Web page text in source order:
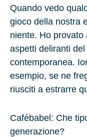
Quando vedo
gioco della nostra
niente. Ho provato
aspetti deliranti
contemporanea.
esempio, se ne
riusciti a estrarre
Cafébabel: Che
generazione?